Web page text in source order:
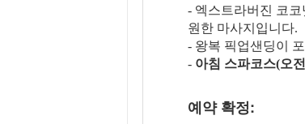
- 엑스트라버진 코
원한 마사지입니다.
- 왕복 픽업샌딩이
- 아침 스파코스(오
예약 확정: